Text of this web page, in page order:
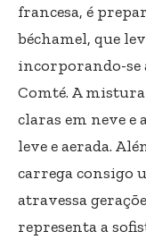
francesa, é
béchamel, que
incorporando-se
Comté. A
claras em neve
leve e aerada.
carrega consigo
atravessa
representa a